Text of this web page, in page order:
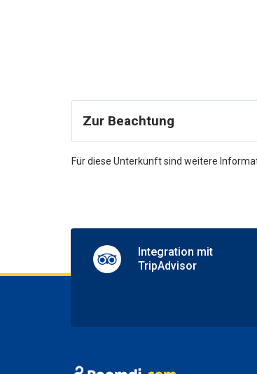
Zur Beachtung
Für diese Unterkunft sind weitere
Integration mit
TripAdvisor